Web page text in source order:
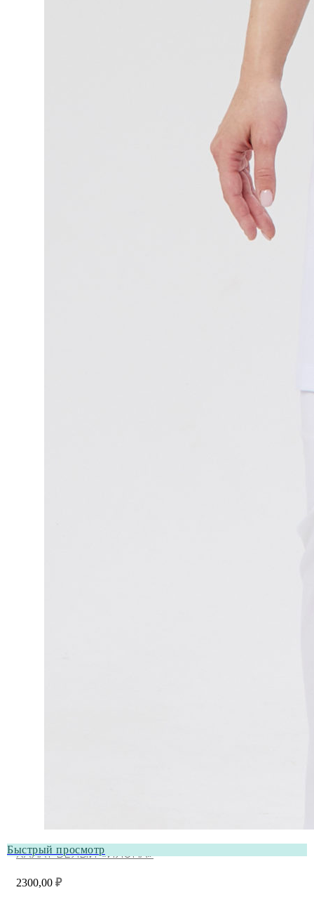
Быстрый просмотр
ХАЛАТ БЕЛЫЙ «ИЛОНА»
2300,00 ₽